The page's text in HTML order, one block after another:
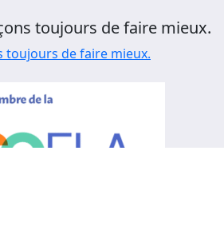
toujours de faire mieux.
toujours de faire mieux.